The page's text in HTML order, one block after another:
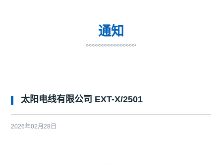
通知
太阳电线有限公司 EXT-X/2501
2026年02月28日